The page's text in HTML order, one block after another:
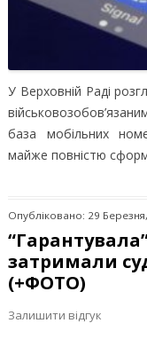
У Верховній Раді
база мобільних
майже повністю
Опубліковано: 29
затримали
(+ФОТО)
Залишити відгук